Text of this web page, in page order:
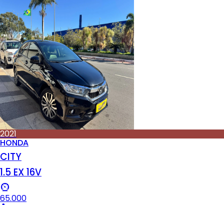
2021
HONDA
CITY
1.5 EX 16V
65.000